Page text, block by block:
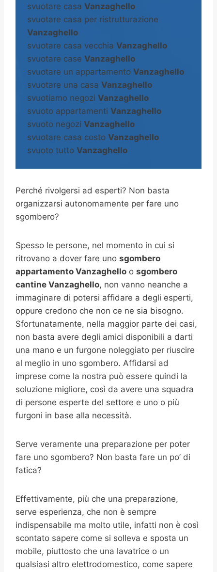
svuotare casa Vanzaghello
svuotare casa per ristrutturazione
Vanzaghello
svuotare casa vecchia Vanzaghello
svuotare case Vanzaghello
svuotare un appartamento Vanzaghello
svuotare una casa Vanzaghello
svuotiamo negozi Vanzaghello
svuoto appartamenti Vanzaghello
svuoto negozi Vanzaghello
svuotare casa costo Vanzaghello
svuoto tutto Vanzaghello
Perché rivolgersi ad esperti? Non basta
organizzarsi autonomamente per fare uno
sgombero?
Spesso le persone, nel momento in cui si
ritrovano a dover fare uno sgombero
appartamento Vanzaghello o sgombero
cantine Vanzaghello, non vanno neanche a
immaginare di potersi affidare a degli esperti,
oppure credono che non ce ne sia bisogno.
Sfortunatamente, nella maggior parte dei casi,
non basta avere degli amici disponibili a darti
una mano e un furgone noleggiato per riuscire
al meglio in uno sgombero. Affidarsi ad
imprese come la nostra può essere quindi la
soluzione migliore, così da avere una squadra
di persone esperte del settore e uno o più
furgoni in base alla necessità.
Serve veramente una preparazione per poter
fare uno sgombero? Non basta fare un po’ di
fatica?
Effettivamente, più che una preparazione,
serve esperienza, che non è sempre
indispensabile ma molto utile, infatti non è così
scontato sapere come si solleva e sposta un
mobile, piuttosto che una lavatrice o un
qualsiasi altro elettrodomestico, come sapere